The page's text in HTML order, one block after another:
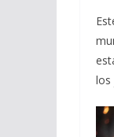
los